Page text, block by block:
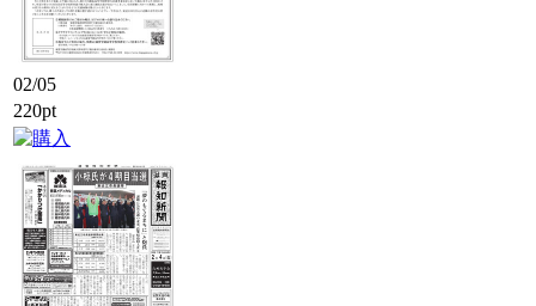
02/05
220pt